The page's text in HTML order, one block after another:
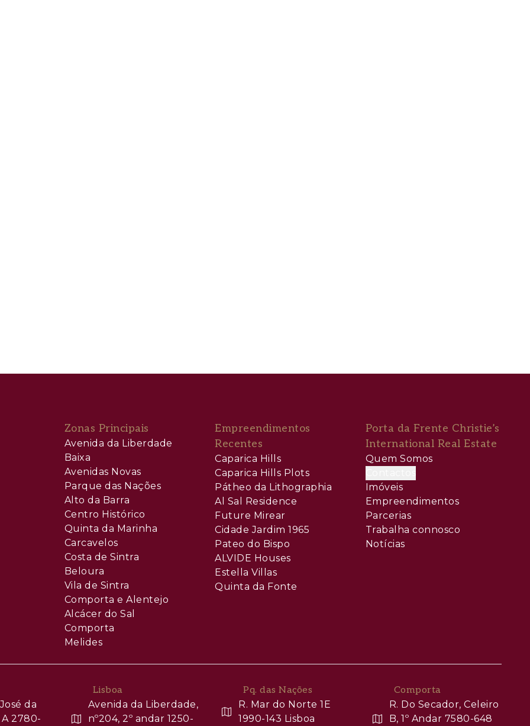
de Lisboa
Zonas Principais
Avenida da Liberdade
Baixa
Avenidas Novas
Parque das Nações
Alto da Barra
Centro Histórico
Quinta da Marinha
Carcavelos
Costa de Sintra
Beloura
Vila de Sintra
Comporta e Alentejo
Alcácer do Sal
Comporta
Melides
Empreendimentos
Recentes
Caparica Hills
Caparica Hills Plots
Pátheo da Lithographia
Al Sal Residence
Future Mirear
Cidade Jardim 1965
Pateo do Bispo
ALVIDE Houses
Estella Villas
Quinta da Fonte
Porta da Frente Christie’s
International Real Estate
Quem Somos
Imóveis
Empreendimentos
Parcerias
Trabalha connosco
Notícias
da
2780-
Lisboa
Avenida da Liberdade,
nº204, 2º andar 1250-
Pq. das Nações
R. Mar do Norte 1E
1990-143 Lisboa
Comporta
R. Do Secador, Celeiro
B, 1º Andar 7580-648